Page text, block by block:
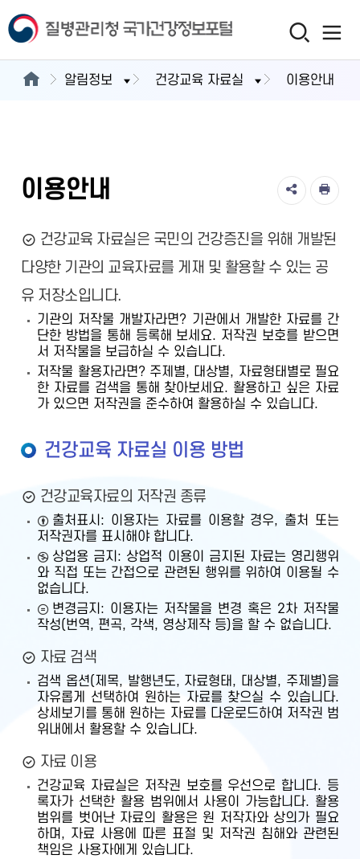
알림정보 건강교육 자료실 이용안내
이용안내
건강교육 자료실은 국민의 건강증진을 위해 개발된
다양한 기관의 교육자료를 게재 및 활용할 수 있는 공
유 저장소입니다.
기관의 저작물 개발자라면? 기관에서 개발한 자료를 간
단한 방법을 통해 등록해 보세요. 저작권 보호를 받으면
서 저작물을 보급하실 수 있습니다.
저작물 활용자라면? 주제별, 대상별, 자료형태별로 필요
한 자료를 검색을 통해 찾아보세요. 활용하고 싶은 자료
가 있으면 저작권을 준수하여 활용하실 수 있습니다.
건강교육 자료실 이용 방법
건강교육자료의 저작권 종류
출처표시: 이용자는 자료를 이용할 경우, 출처 또는
저작권자를 표시해야 합니다.
상업용 금지: 상업적 이용이 금지된 자료는 영리행위
와 직접 또는 간접으로 관련된 행위를 위하여 이용될 수
없습니다.
변경금지: 이용자는 저작물을 변경 혹은 2차 저작물
작성(번역, 편곡, 각색, 영상제작 등)을 할 수 없습니다.
자료 검색
검색 옵션(제목, 발행년도, 자료형태, 대상별, 주제별)을
자유롭게 선택하여 원하는 자료를 찾으실 수 있습니다.
상세보기를 통해 원하는 자료를 다운로드하여 저작권 범
위내에서 활용할 수 있습니다.
자료 이용
건강교육 자료실은 저작권 보호를 우선으로 합니다. 등
록자가 선택한 활용 범위에서 사용이 가능합니다. 활용
범위를 벗어난 자료의 활용은 원 저작자와 상의가 필요
하며, 자료 사용에 따른 표절 및 저작권 침해와 관련된
책임은 사용자에게 있습니다.